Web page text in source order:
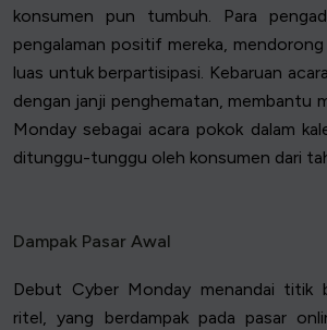
konsumen pun tumbuh. Para
pengalaman positif mereka, mendorong
luas untuk berpartisipasi. Kebaruan
dengan janji penghematan, membantu
Monday sebagai acara pokok dalam
ditunggu-tunggu oleh konsumen dari
Dampak Pasar Awal
Debut Cyber Monday menandai titik
ritel, yang berdampak pada pasar